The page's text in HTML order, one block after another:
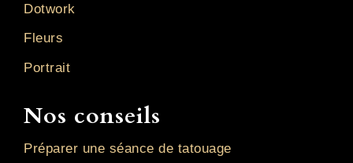
Dotwork
Fleurs
Portrait
Nos conseils
Préparer une séance de tatouage